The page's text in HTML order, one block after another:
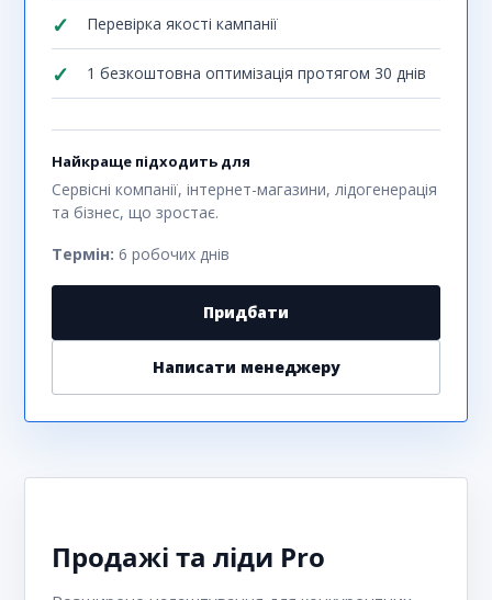
Перевірка якості кампанії
1 безкоштовна оптимізація протягом 30 днів
Найкраще підходить для
Сервісні компанії, інтернет-магазини, лідогенерація
та бізнес, що зростає.
Термін: 6 робочих днів
Придбати
Написати менеджеру
Продажі та ліди Pro